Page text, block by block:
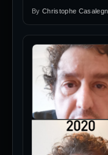
By Christophe